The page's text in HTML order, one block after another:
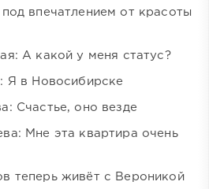
впечатлением от красоты
А какой у меня статус?
Я в Новосибирске
Счастье, оно везде
Мне эта квартира очень
теперь живёт с Вероникой